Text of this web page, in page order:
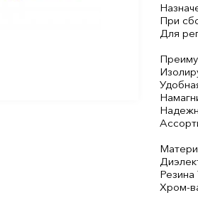
При
Для
Резина
Хром-